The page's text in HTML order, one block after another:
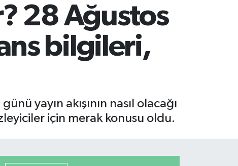
GRAM ALTIN
%0
13.779
%-14
28 Ağustos
bilgileri,
yayın akışının nasıl olacağı
için merak konusu oldu.